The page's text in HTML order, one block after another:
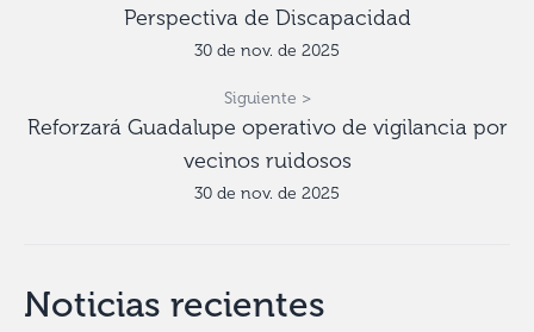
Perspectiva de Discapacidad
30 de nov. de 2025
Siguiente >
Reforzará Guadalupe operativo de vigilancia por
vecinos ruidosos
30 de nov. de 2025
Noticias recientes